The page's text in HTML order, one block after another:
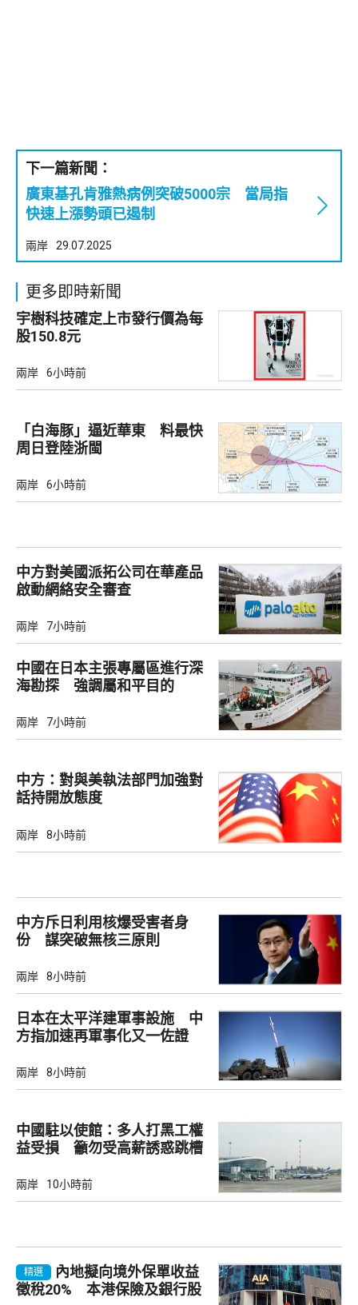
下一篇新聞：
廣東基孔肯雅熱病例突破5000宗 當局指
快速上漲勢頭已遏制
兩岸 29.07.2025
更多即時新聞
宇樹科技確定上市發行價為每
股150.8元
兩岸 6小時前
「白海豚」逼近華東 料最快
周日登陸浙閩
兩岸 6小時前
中方對美國派拓公司在華產品
啟動網絡安全審查
兩岸 7小時前
中國在日本主張專屬區進行深
海勘探 強調屬和平目的
兩岸 7小時前
中方：對與美執法部門加強對
話持開放態度
兩岸 8小時前
中方斥日利用核爆受害者身
份 謀突破無核三原則
兩岸 8小時前
日本在太平洋建軍事設施 中
方指加速再軍事化又一佐證
兩岸 8小時前
中國駐以使館：多人打黑工權
益受損 籲勿受高薪誘惑跳槽
兩岸 10小時前
精選
內地擬向境外保單收益
徵稅20% 本港保險及銀行股